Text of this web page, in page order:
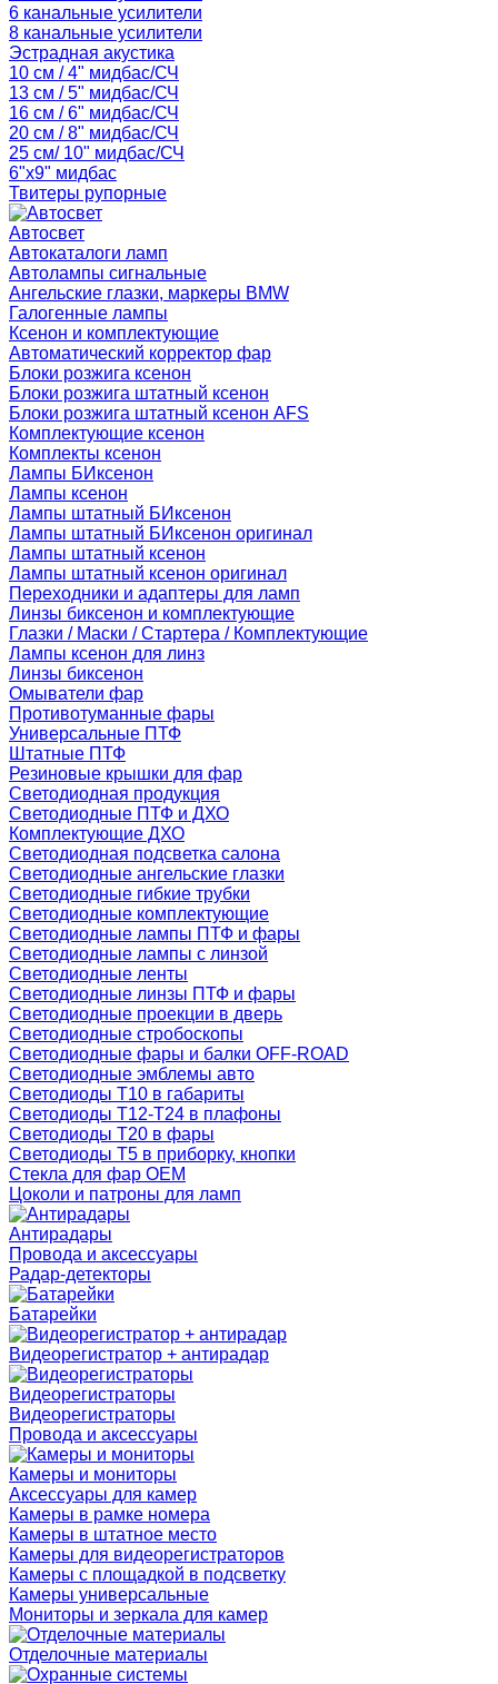
6 канальные усилители
8 канальные усилители
Эстрадная акустика
10 см / 4" мидбас/СЧ
13 см / 5" мидбас/СЧ
16 см / 6" мидбас/СЧ
20 см / 8" мидбас/СЧ
25 см/ 10" мидбас/СЧ
6"x9" мидбас
Твитеры рупорные
Автосвет
Автокаталоги ламп
Автолампы сигнальные
Ангельские глазки, маркеры BMW
Галогенные лампы
Ксенон и комплектующие
Автоматический корректор фар
Блоки розжига ксенон
Блоки розжига штатный ксенон
Блоки розжига штатный ксенон AFS
Комплектующие ксенон
Комплекты ксенон
Лампы БИксенон
Лампы ксенон
Лампы штатный БИксенон
Лампы штатный БИксенон оригинал
Лампы штатный ксенон
Лампы штатный ксенон оригинал
Переходники и адаптеры для ламп
Линзы биксенон и комплектующие
Глазки / Маски / Стартера / Комплектующие
Лампы ксенон для линз
Линзы биксенон
Омыватели фар
Противотуманные фары
Универсальные ПТФ
Штатные ПТФ
Резиновые крышки для фар
Светодиодная продукция
Светодиодные ПТФ и ДХО
Комплектующие ДХО
Светодиодная подсветка салона
Светодиодные ангельские глазки
Светодиодные гибкие трубки
Светодиодные комплектующие
Светодиодные лампы ПТФ и фары
Светодиодные лампы с линзой
Светодиодные ленты
Светодиодные линзы ПТФ и фары
Светодиодные проекции в дверь
Светодиодные стробоскопы
Светодиодные фары и балки OFF-ROAD
Светодиодные эмблемы авто
Светодиоды T10 в габариты
Светодиоды T12-T24 в плафоны
Светодиоды T20 в фары
Светодиоды T5 в приборку, кнопки
Стекла для фар OEM
Цоколи и патроны для ламп
Антирадары
Провода и аксессуары
Радар-детекторы
Батарейки
Видеорегистратор + антирадар
Видеорегистраторы
Видеорегистраторы
Провода и аксессуары
Камеры и мониторы
Аксессуары для камер
Камеры в рамке номера
Камеры в штатное место
Камеры для видеорегистраторов
Камеры с площадкой в подсветку
Камеры универсальные
Мониторы и зеркала для камер
Отделочные материалы